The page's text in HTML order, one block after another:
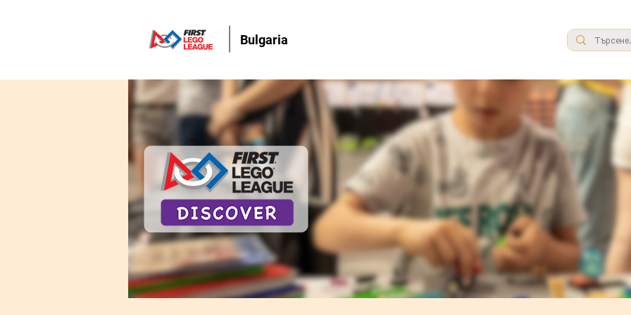
Bulgaria